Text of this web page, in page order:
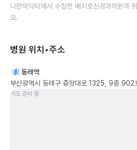
나만의닥터에서 수집한 배지호신경과의원의
요.
병원 위치•주소
동래역
부산광역시 동래구 중앙대로 1325, 9층 902
지도 준비 중